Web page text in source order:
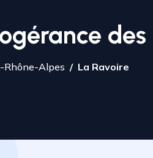
des
Rhône-Alpes La Ravoire